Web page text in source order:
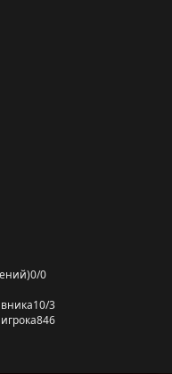
0/0
10/3
846